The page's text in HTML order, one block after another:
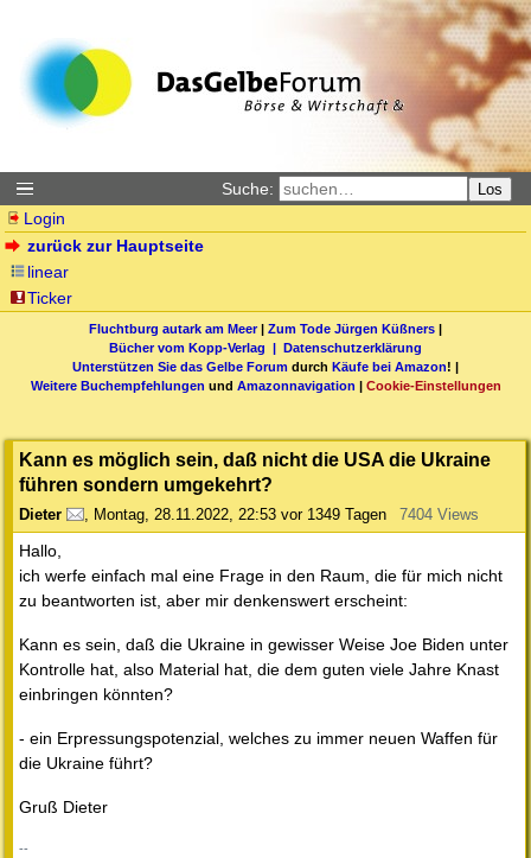
Suche: Los
Login
zurück zur Hauptseite
linear
Ticker
Fluchtburg autark am Meer| Zum Tode Jürgen Küßners |
Bücher vom Kopp-Verlag | Datenschutzerklärung
Unterstützen Sie das Gelbe Forum durch Käufe bei Amazon! |
Weitere Buchempfehlungen und Amazonnavigation | Cookie-Einstellungen
Kann es möglich sein, daß nicht die USA die Ukraine
führen sondern umgekehrt?
Dieter , Montag, 28.11.2022, 22:53 vor 1349 Tagen 7404 Views
Hallo,
ich werfe einfach mal eine Frage in den Raum, die für mich nicht
zu beantworten ist, aber mir denkenswert erscheint:
Kann es sein, daß die Ukraine in gewisser Weise Joe Biden unter
Kontrolle hat, also Material hat, die dem guten viele Jahre Knast
einbringen könnten?
- ein Erpressungspotenzial, welches zu immer neuen Waffen für
die Ukraine führt?
Gruß Dieter
--